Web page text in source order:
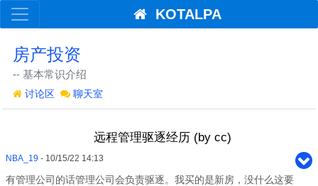
KOTALPA
房产投资
-- 基本常识介绍
讨论区 聊天室
远程管理驱逐经历 (by cc)
NBA_19 - 10/15/22 14:13
有管理公司的话管理公司会负责驱逐。我买的是新房，没什么这要